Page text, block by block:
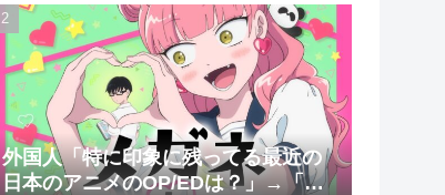
外国人「特に印象に残ってる最近の
日本のアニメのOP/EDは？」→「一